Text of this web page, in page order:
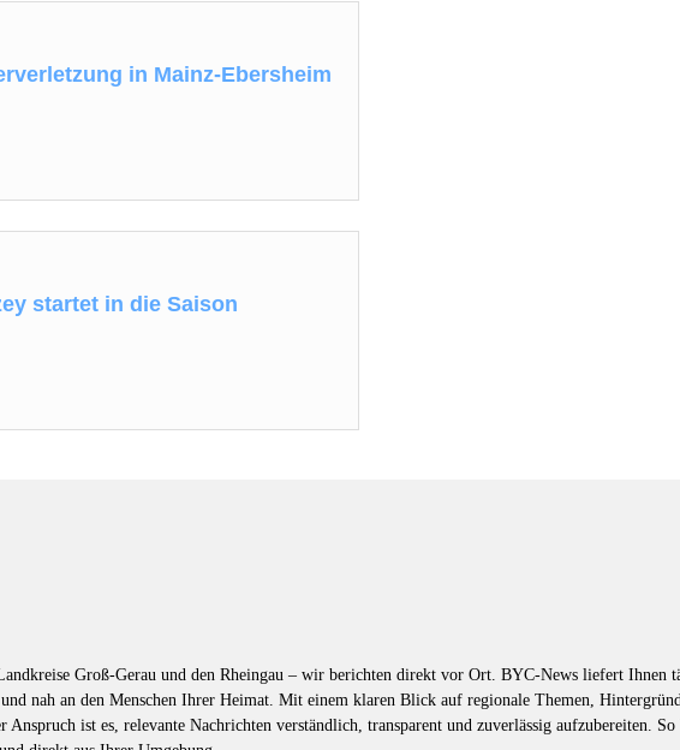
in Mainz-Ebersheim
startet in die Saison
Groß-Gerau und den Rheingau – wir berichten direkt vor Ort. BYC-News liefert Ihnen
nah an den Menschen Ihrer Heimat. Mit einem klaren Blick auf regionale Themen,
ist es, relevante Nachrichten verständlich, transparent und zuverlässig aufzubereiten.